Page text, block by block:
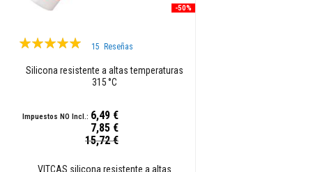
cables
Cuerdas
térmicas
-50%
Valoración:
15 Reseñas
Silicona resistente a altas temperaturas
315 °C
7,85 €
6,49 €
15,72 €
VITCAS silicona resistente a altas